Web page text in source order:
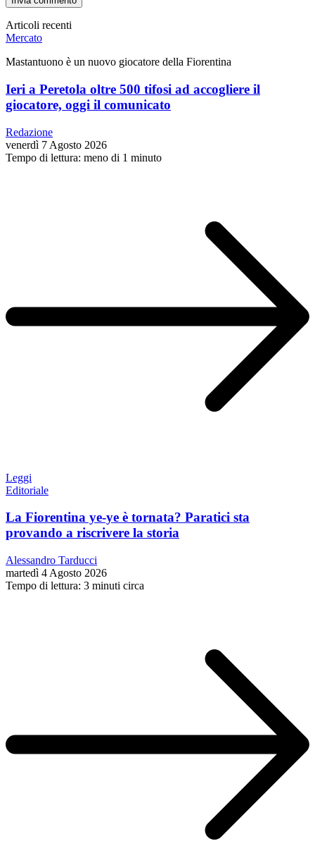
Articoli recenti
Mercato
Mastantuono è un nuovo giocatore della Fiorentina
Ieri a Peretola oltre 500 tifosi ad accogliere il
giocatore, oggi il comunicato
Redazione
venerdì 7 Agosto 2026
Tempo di lettura: meno di 1 minuto
Leggi
Editoriale
La Fiorentina ye-ye è tornata? Paratici sta
provando a riscrivere la storia
Alessandro Tarducci
martedì 4 Agosto 2026
Tempo di lettura: 3 minuti circa